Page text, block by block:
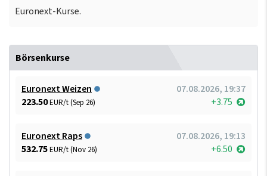
Euronext-Kurse.
Börsenkurse
Euronext Weizen
07.08.2026, 19:37
223.50EUR/t (Sep 26) +3.75
Euronext Raps
07.08.2026, 19:13
532.75EUR/t (Nov 26) +6.50